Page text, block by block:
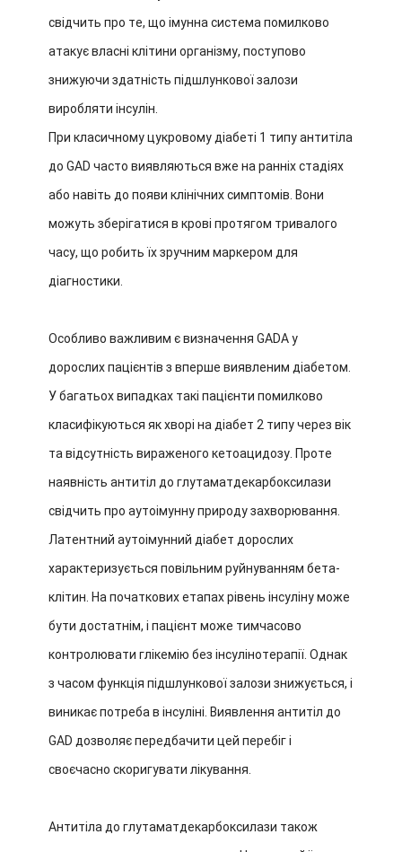
свідчить про те, що імунна система помилково
атакує власні клітини організму, поступово
знижуючи здатність підшлункової залози
виробляти інсулін.
При класичному цукровому діабеті 1 типу антитіла
до GAD часто виявляються вже на ранніх стадіях
або навіть до появи клінічних симптомів. Вони
можуть зберігатися в крові протягом тривалого
часу, що робить їх зручним маркером для
діагностики.
Особливо важливим є визначення GADА у
дорослих пацієнтів з вперше виявленим діабетом.
У багатьох випадках такі пацієнти помилково
класифікуються як хворі на діабет 2 типу через вік
та відсутність вираженого кетоацидозу. Проте
наявність антитіл до глутаматдекарбоксилази
свідчить про аутоімунну природу захворювання.
Латентний аутоімунний діабет дорослих
характеризується повільним руйнуванням бета-
клітин. На початкових етапах рівень інсуліну може
бути достатнім, і пацієнт може тимчасово
контролювати глікемію без інсулінотерапії. Однак
з часом функція підшлункової залози знижується, і
виникає потреба в інсуліні. Виявлення антитіл до
GAD дозволяє передбачити цей перебіг і
своєчасно скоригувати лікування.
Антитіла до глутаматдекарбоксилази також